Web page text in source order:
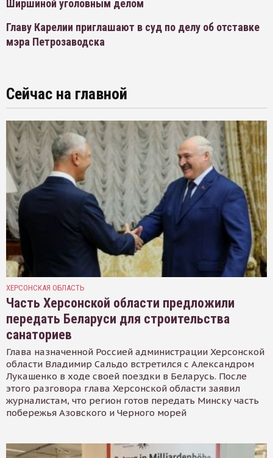
Ширшиной уголовным делом
Главу Карелии приглашают в суд по делу об отставке
мэра Петрозаводска
Сейчас на главной
ХЕРСОНСКАЯ ОБЛАСТЬ
Часть Херсонской области предложили
передать Беларуси для строительства
санаториев
Глава назначенной Россией администрации Херсонской
области Владимир Сальдо встретился с Александром
Лукашенко в ходе своей поездки в Беларусь. После
этого разговора глава Херсонской области заявил
журналистам, что регион готов передать Минску часть
побережья Азовского и Черного морей